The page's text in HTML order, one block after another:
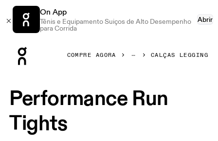
On App
Tênis e Equipamento Suiços de Alto Desempenho
para Corrida
Abrir
COMPRE AGORA CALÇAS LEGGING
Performance Run
Tights